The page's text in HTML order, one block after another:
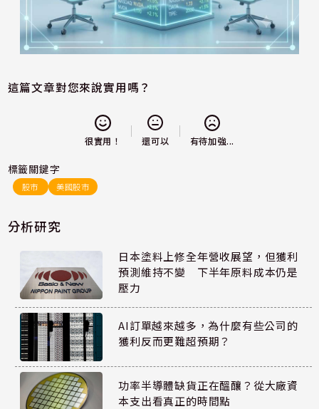
這篇文章對您來說實用嗎？
很實用！ 還可以 有待加強...
標籤關鍵字
股市 美國股市
分析研究
日本塗料上修全年營收展望，但獲利
預測維持不變 下半年原料成本仍是
壓力
AI訂單越來越多，為什麼有些公司的
獲利反而更難超預期？
功率半導體缺貨正在醞釀？從大廠資
本支出看真正的時間點